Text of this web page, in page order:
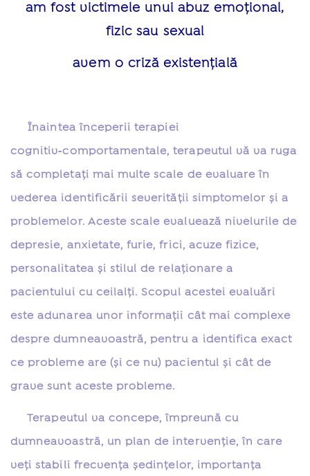
am fost victimele unui abuz emoțional,
fizic sau sexual
avem o criză existențială
Înaintea începerii terapiei
cognitiv‑comportamentale, terapeutul vă va ruga
să completaţi mai multe scale de evaluare în
vederea identificării severităţii simptomelor şi a
problemelor. Aceste scale evaluează nivelurile de
depresie, anxietate, furie, frici, acuze fizice,
personalitatea şi stilul de relaţionare a
pacientului cu ceilalţi. Scopul acestei evaluări
este adunarea unor informaţii cât mai complexe
despre dumneavoastră, pentru a identifica exact
ce probleme are (şi ce nu) pacientul şi cât de
grave sunt aceste probleme.
Terapeutul va concepe, împreună cu
dumneavoastră, un plan de intervenţie, în care
veţi stabili frecvenţa şedinţelor, importanţa